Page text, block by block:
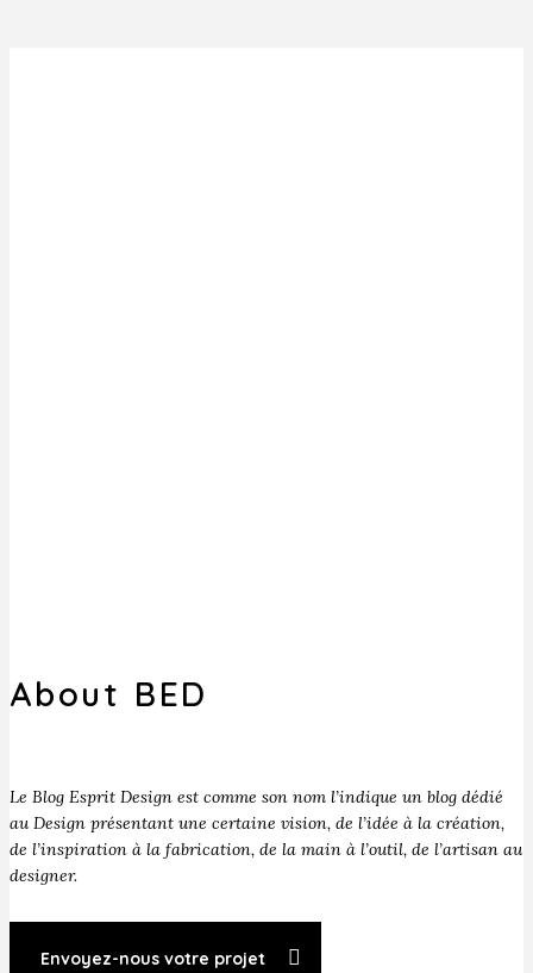
About BED
Le Blog Esprit Design est comme son nom l’indique un blog dédié
au Design présentant une certaine vision, de l’idée à la création,
de l’inspiration à la fabrication, de la main à l’outil, de l’artisan au
designer.
Envoyez-nous votre projet